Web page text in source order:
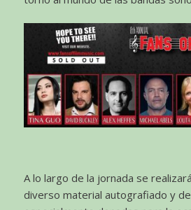
A lo largo de la jornada se
diverso material autografiado y